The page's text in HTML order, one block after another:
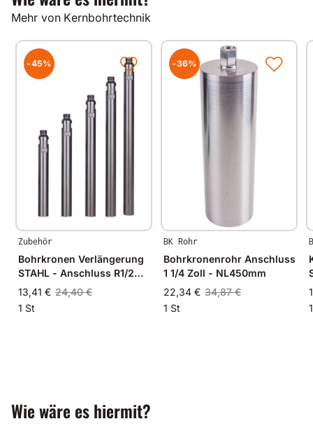
Gut zu wissen
Fertigungsmaschinen in Deutschland und im
angrenzenden West-Europa hergestellt.
Durch Verwendung hochwertiger Diamanten und
Bindungsmaterialien garantieren wir immer
gleichbleibende Spitzenqualität.
Mehr von Kernbohrtechnik
-45%
Zubehör
Bohrkronen Verlängerung
STAHL - Anschluss R1/2
Zoll 100-500mm
13,41 € 24,40 €
1 St
-36%
BK Rohr
Bohrkronenrohr Anschluss
1 1/4 Zoll - NL450mm
22,34 € 34,87 €
1 St
Wie wäre es hiermit?